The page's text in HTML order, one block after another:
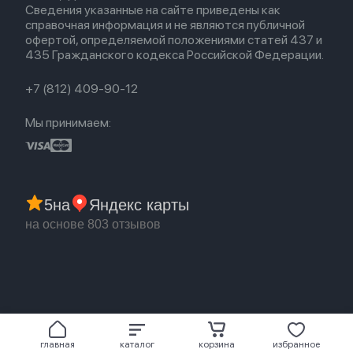
главная каталог корзина избранное
Партнерская программа
Гарантия
Обмен и возврат
Бонусы
Акции
Сведения указанные на сайте приведены как
справочная информация и не являются публичной
офертой, определяемой положениями статей 437 и
435 Гражданского кодекса Российской Федерации.
+7 (812) 409-90-12
Мы принимаем:
5на Яндекс карты
на основе 803 отзывов